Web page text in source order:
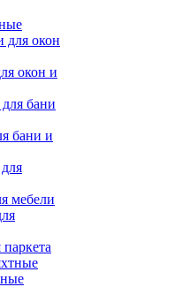
окон и
бани и
мебели